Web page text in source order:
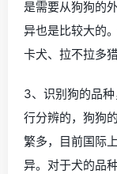
是需要从狗狗的
异也是比较大的
卡犬、拉不拉多
3、识别狗的品
行分辨的，狗狗
繁多，目前国际
异。对于犬的品